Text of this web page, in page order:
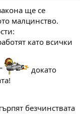
ще се
малцинство.
като всички
докато
безчинствата